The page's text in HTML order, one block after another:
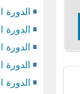
التربية
الإنسان :
والمنهحيات
الدورة
الدورة الثانية -
الدورة
الدورة
الدورة